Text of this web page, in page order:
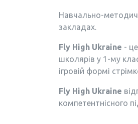
Навчально-
закладах.
Fly High Ukraine -
школярів у 1-му
ігровій формі
Fly High Ukraine
компетентнісного